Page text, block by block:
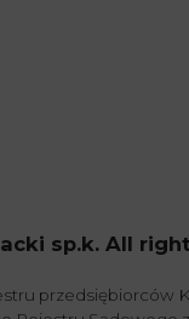
sp.k. All
przedsiębiorców